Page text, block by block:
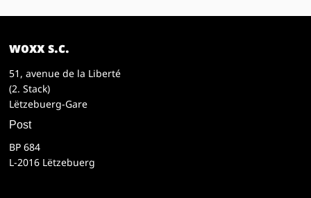
woxx s.c.
51, avenue de la Liberté
(2. Stack)
Lëtzebuerg-Gare
Post
BP 684
L-2016 Lëtzebuerg